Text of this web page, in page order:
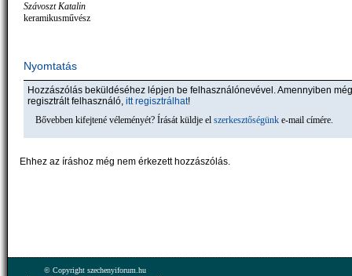
Szávoszt Katalin
keramikusművész
Nyomtatás
Hozzászólás beküldéséhez lépjen be felhasználónevével. Amennyiben
regisztrált felhasználó, itt regisztrálhat!
Bővebben kifejtené véleményét? Írását küldje el szerkesztőségünk e-mail címére.
Ehhez az íráshoz még nem érkezett hozzászólás.
© Copyright szechenyiforum.hu